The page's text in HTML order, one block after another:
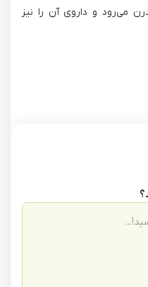
می‌رود و داروی آن را نیز